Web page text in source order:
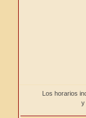
Los horarios
y